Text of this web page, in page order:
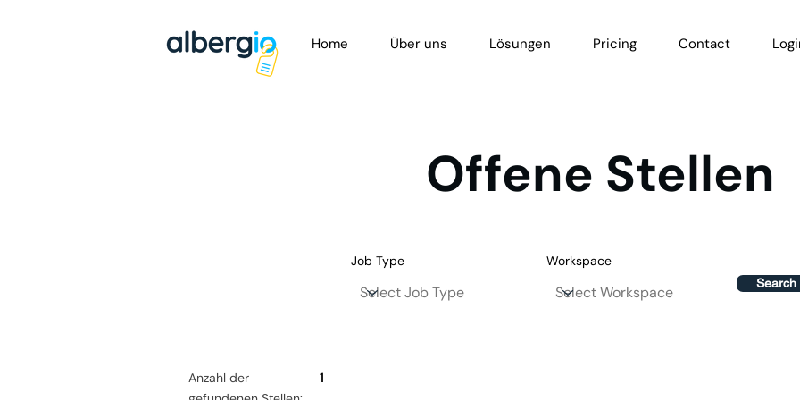
Home Über uns Lösungen Pricing Contact
Offene Stellen
Job Type Workspace
Search
Anzahl der
1